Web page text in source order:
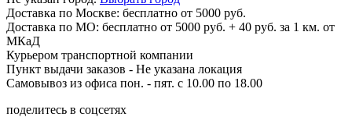
Доставка по Москве: бесплатно от 5000 руб.
Доставка по МО: бесплатно от 5000 руб. + 40 руб. за 1 км. от
МКаД
Курьером транспортной компании
Пункт выдачи заказов - Не указана локация
Самовывоз из офиса пон. - пят. с 10.00 по 18.00
поделитесь в соцсетях